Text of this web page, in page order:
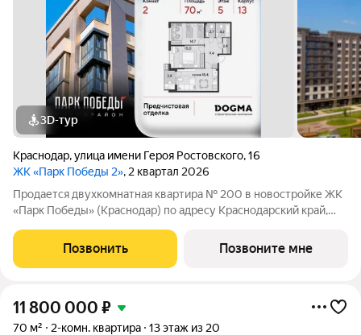
3D-тур
Краснодар,улица имени Героя Ростовского,16
ЖК «Парк Победы 2», 2 квартал 2026
Продается двухкомнатная квартира № 200 в новостройке ЖК
«Парк Победы» (Краснодар) по адресу Краснодарский край,
квартиры 70.00 кв. м., этаж 5 из 9, секция 2. Тип проекта, по
которому построен
Позвонить Позвоните мне
11 800 000 ₽
70 м² 2-комн. квартира 13 этаж из 20